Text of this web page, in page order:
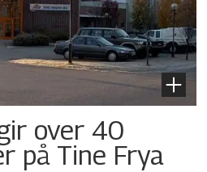
over 40
på Tine Frya